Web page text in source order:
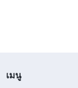
โง่เขลาไม่อาจได้
เมนู